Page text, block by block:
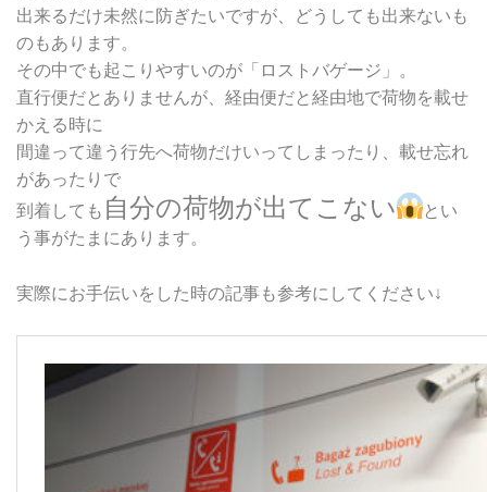
出来るだけ未然に防ぎたいですが、どうしても出来ないも
のもあります。
その中でも起こりやすいのが「ロストバゲージ」。
直行便だとありませんが、経由便だと経由地で荷物を載せ
かえる時に
間違って違う行先へ荷物だけいってしまったり、載せ忘れ
があったりで
到着しても 自分の荷物が出てこない
とい
う事がたまにあります。
実際にお手伝いをした時の記事も参考にしてください↓